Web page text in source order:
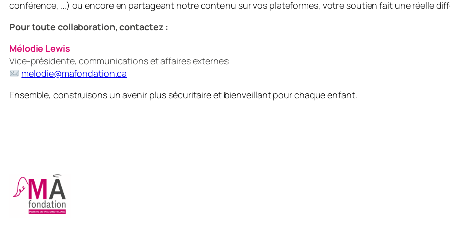
conférence, …) ou encore en partageant notre contenu sur vos plateformes, votre soutien fait une réelle
Pour toute collaboration, contactez :
Mélodie Lewis
Vice-présidente, communications et affaires externes
melodie@mafondation.ca
Ensemble, construisons un avenir plus sécuritaire et bienveillant pour chaque enfant.